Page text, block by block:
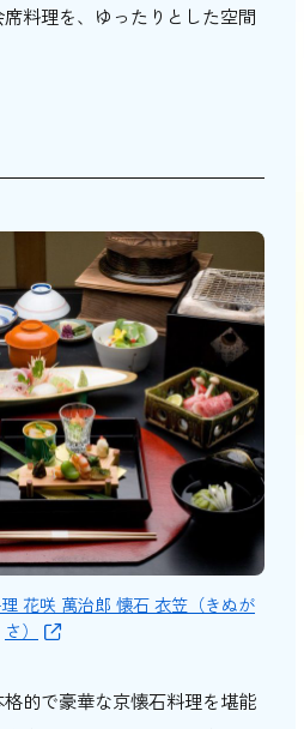
料理を、ゆったりとした空間
花咲 萬治郎 懐石 衣笠（きぬが
さ）
的で豪華な京懐石料理を堪能